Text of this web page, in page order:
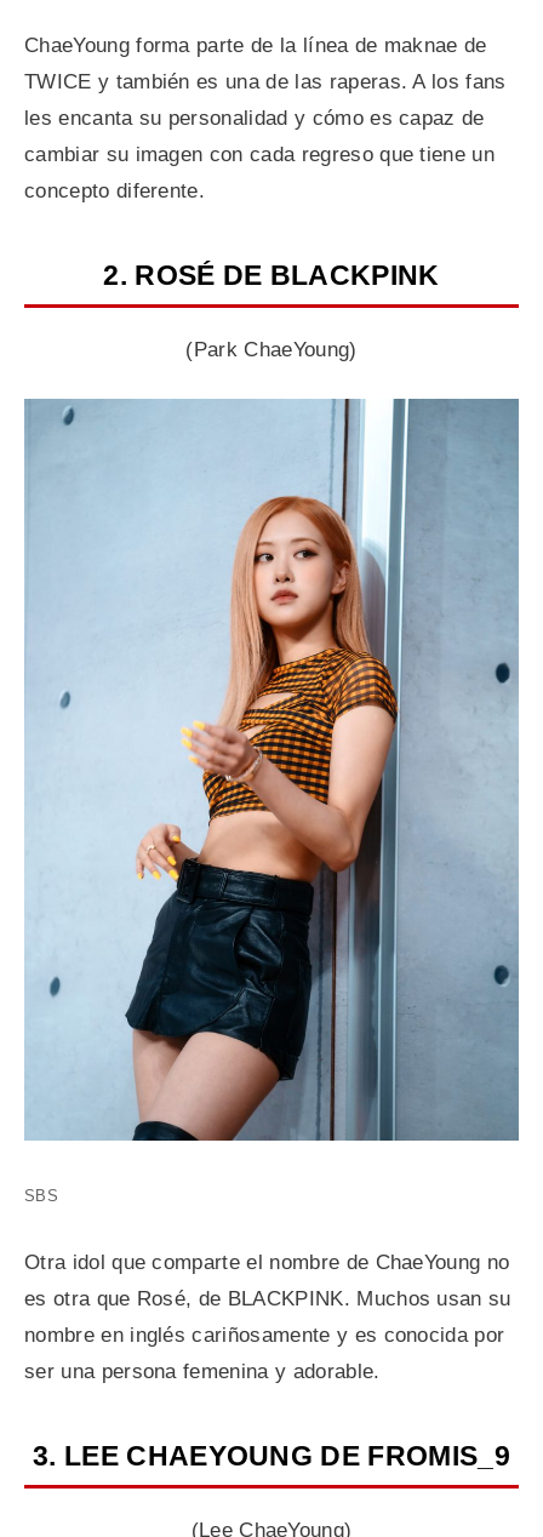
ChaeYoung forma parte de la línea de maknae de
TWICE y también es una de las raperas. A los fans
les encanta su personalidad y cómo es capaz de
cambiar su imagen con cada regreso que tiene un
concepto diferente.
2. ROSÉ DE BLACKPINK
(Park ChaeYoung)
SBS
Otra idol que comparte el nombre de ChaeYoung no
es otra que Rosé, de BLACKPINK. Muchos usan su
nombre en inglés cariñosamente y es conocida por
ser una persona femenina y adorable.
3. LEE CHAEYOUNG DE FROMIS_9
(Lee ChaeYoung)